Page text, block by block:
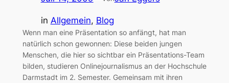
in Allgemein, Blog
Wenn man eine Präsentation so anfängt, hat man
natürlich schon gewonnen: Diese beiden jungen
Menschen, die hier so sichtbar ein Präsentations-Team
bilden, studieren Onlinejournalismus an der Hochschule
Darmstadt im 2. Semester. Gemeinsam mit ihren